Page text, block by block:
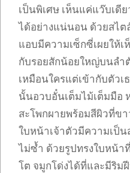
เป็นพิเศษ เห็นแค่แว๊บเดี
ได้อย่างแน่นอน ด้วยสไต
แอบมีความเซ็กซี่เผยให้
กับรอยสักน้อยใหญ่บนลำ
เหมือนใครแต่เข้ากับตัวเ
นั้นอวบอั๋นเต็มไม้เต็มมือ
สะโพกผายพร้อมสีผิวที่ขา
ใบหน้าเจ้าตัวมีความเป็
ไม่ซ้ำ ด้วยรูปทรงใบหน้า
โต จมูกโด่งได้ที่และมีริม